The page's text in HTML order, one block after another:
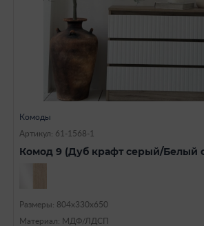
Комоды
Артикул: 61-1568-1
Комод 9 (Дуб крафт серый/Белый
Размеры: 804х330х650
Материал: МДФ/ЛДСП